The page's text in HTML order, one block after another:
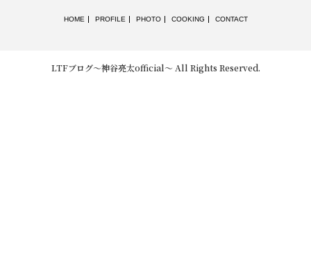
HOME PROFILE PHOTO COOKING CONTACT
LTFブログ〜神谷亮太official〜 All Rights Reserved.